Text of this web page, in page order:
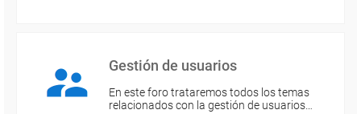
Gestión de usuarios
En este foro trataremos todos los temas
relacionados con la gestión de usuarios…